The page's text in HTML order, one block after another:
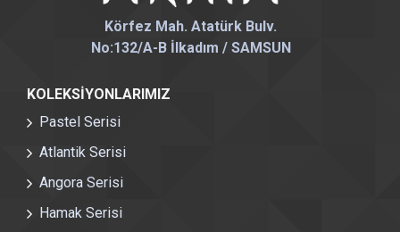
Körfez Mah. Atatürk Bulv.
No:132/A-B İlkadım / SAMSUN
KOLEKSIYONLARIMIZ
Pastel Serisi
Atlantik Serisi
Angora Serisi
Hamak Serisi